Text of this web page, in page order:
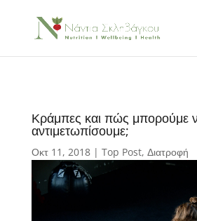
Κράμπες και πώς μπορούμε
αντιμετωπίσουμε;
Οκτ 11, 2018| Top Post, Διατροφή